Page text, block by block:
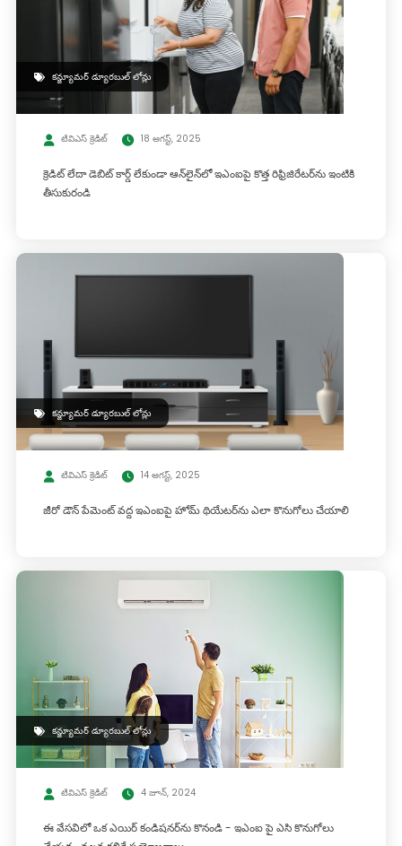
కన్జ్యూమర్ డ్యూరబుల్ లోన్లు
టివిఎస్ క్రెడిట్ 18 ఆగస్ట్, 2025
క్రెడిట్ లేదా డెబిట్ కార్డ్ లేకుండా ఆన్‌లైన్‌లో ఇఎంఐపై కొత్త రిఫ్రిజిరేటర్‌ను ఇంటికి
తీసుకురండి
కన్జ్యూమర్ డ్యూరబుల్ లోన్లు
టివిఎస్ క్రెడిట్ 14 ఆగస్ట్, 2025
జీరో డౌన్ పేమెంట్ వద్ద ఇఎంఐపై హోమ్ థియేటర్‌ను ఎలా కొనుగోలు చేయాలి
కన్జ్యూమర్ డ్యూరబుల్ లోన్లు
టివిఎస్ క్రెడిట్ 4 జూన్, 2024
ఈ వేసవిలో ఒక ఎయిర్ కండిషనర్‌ను కొనండి - ఇఎంఐ పై ఎసి కొనుగోలు